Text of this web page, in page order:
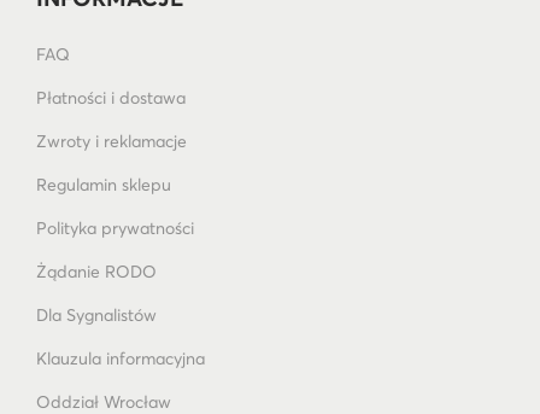
FAQ
Płatności i dostawa
Zwroty i reklamacje
Regulamin sklepu
Polityka prywatności
Żądanie RODO
Dla Sygnalistów
Klauzula informacyjna
Oddział Wrocław